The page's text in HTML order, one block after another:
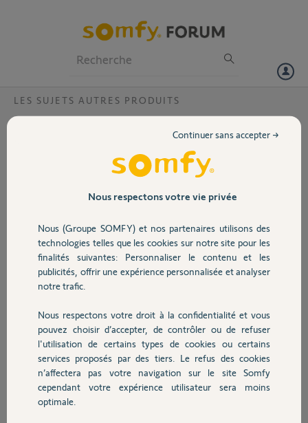
Volet
Sécurité
Domotique
Chauffage
Autres produits
LES SUJETS AUTRES PRODUITS
Sur ma véranda j'ai 3 stores. Je les commande avec la télécommande
Je peux commander
Le N°1
Le N°2+3
Le N°1+2+3
Par contre je ne peux pas commander le 2 seul ou le 3 seul.
Quelqu'un pourrait-il m'indiquer le pourquoi de cette situation? Et ce
qu'il faudrait faire pour individualiser chaque store.
Nous respectons votre vie privée
Nous (Groupe SOMFY) et nos partenaires utilisons des
technologies telles que les cookies sur notre site pour les
finalités suivantes: Personnaliser le contenu et les
publicités, offrir une expérience personnalisée et analyser
notre trafic.
Nous respectons votre droit à la confidentialité et vous
pouvez choisir d’accepter, de contrôler ou de refuser
l'utilisation de certains types de cookies ou certains
services proposés par des tiers. Le refus des cookies
n’affectera pas votre navigation sur le site Somfy
cependant votre expérience utilisateur sera moins
optimale.
Continuer sans accepter →